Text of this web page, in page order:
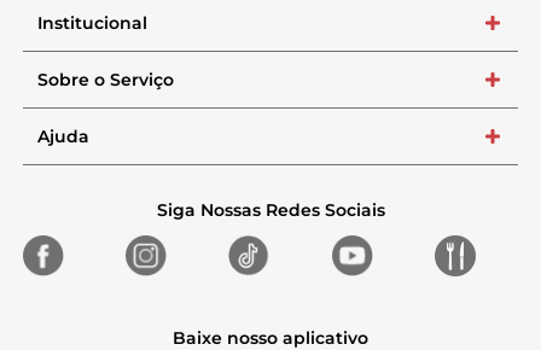
Institucional +
Sobre o Serviço +
Ajuda +
Siga Nossas Redes Sociais
Baixe nosso aplicativo